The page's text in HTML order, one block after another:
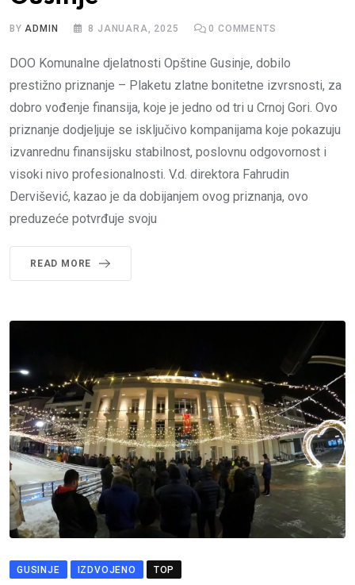
BY ADMIN 8 JANUARA, 2025 0 COMMENTS
DOO Komunalne djelatnosti Opštine Gusinje, dobilo
prestižno priznanje – Plaketu zlatne bonitetne izvrsnosti, za
dobro vođenje finansija, koje je jedno od tri u Crnoj Gori. Ovo
priznanje dodjeljuje se isključivo kompanijama koje pokazuju
izvanrednu finansijsku stabilnost, poslovnu odgovornost i
visoki nivo profesionalnosti. V.d. direktora Fahrudin
Dervišević, kazao je da dobijanjem ovog priznanja, ovo
preduzeće potvrđuje svoju
READ MORE
GUSINJE IZDVOJENO TOP